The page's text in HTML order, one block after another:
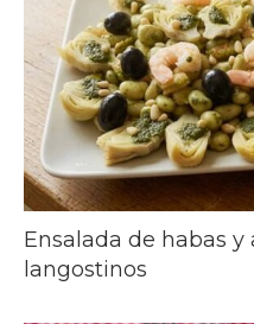
Ensalada de habas y
langostinos